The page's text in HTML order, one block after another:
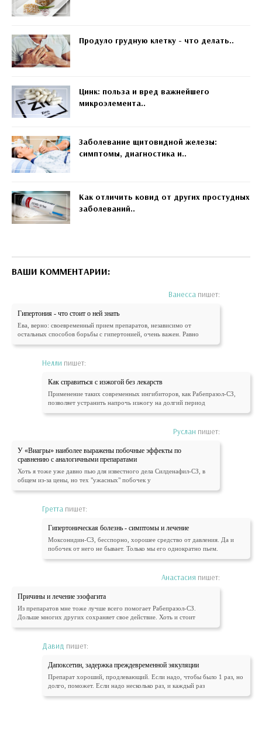
Продуло грудную клетку - что делать..
Цинк: польза и вред важнейшего
микроэлемента..
Заболевание щитовидной железы:
симптомы, диагностика и..
Как отличить ковид от других простудных
заболеваний..
ВАШИ КОММЕНТАРИИ:
Ванесса пишет:
Гипертония - что стоит о ней знать
Ева, верно: своевременный прием препаратов, независимо от
остальных способов борьбы с гипертонией, очень важен. Равно
Нелли пишет:
Как справиться с изжогой без лекарств
Применение таких современных ингибиторов, как Рабепразол-СЗ,
позволяет устранить напрочь изжогу на долгий период
Руслан пишет:
У «Виагры» наиболее выражены побочные эффекты по
сравнению с аналогичными препаратами
Хоть я тоже уже давно пью для известного дела Силденафил-СЗ, в
общем из-за цены, но тех "ужасных" побочек у
Гретта пишет:
Гипертоническая болезнь - симптомы и лечение
Моксонидин-СЗ, бесспорно, хорошее средство от давления. Да и
побочек от него не бывает. Только мы его однократно пьем.
Анастасия пишет:
Причины и лечение эзофагита
Из препаратов мне тоже лучше всего помогает Рабепразол-СЗ.
Дольше многих других сохраняет свое действие. Хоть и стоит
Давид пишет:
Дапоксетин, задержка преждевременной эякуляции
Препарат хороший, продлевающий. Если надо, чтобы было 1 раз, но
долго, поможет. Если надо несколько раз, и каждый раз